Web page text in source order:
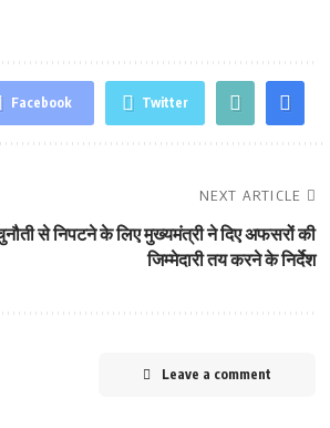
Facebook Twitter
NEXT ARTICLE
से निपटने के लिए मुख्‍यमंत्री ने दिए अफसरों की
जिम्‍मेदारी तय करने के निर्देश
Leave a comment